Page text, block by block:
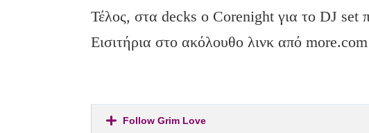
Τέλος, στα decks ο Corenight για το DJ set
Eισιτήρια στο ακόλουθο λινκ από more.com
Follow Grim Love